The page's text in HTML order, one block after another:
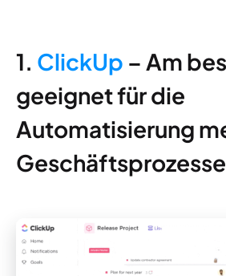
1. ClickUp – Am
geeignet für die
Automatisierung
Geschäftsprozesse